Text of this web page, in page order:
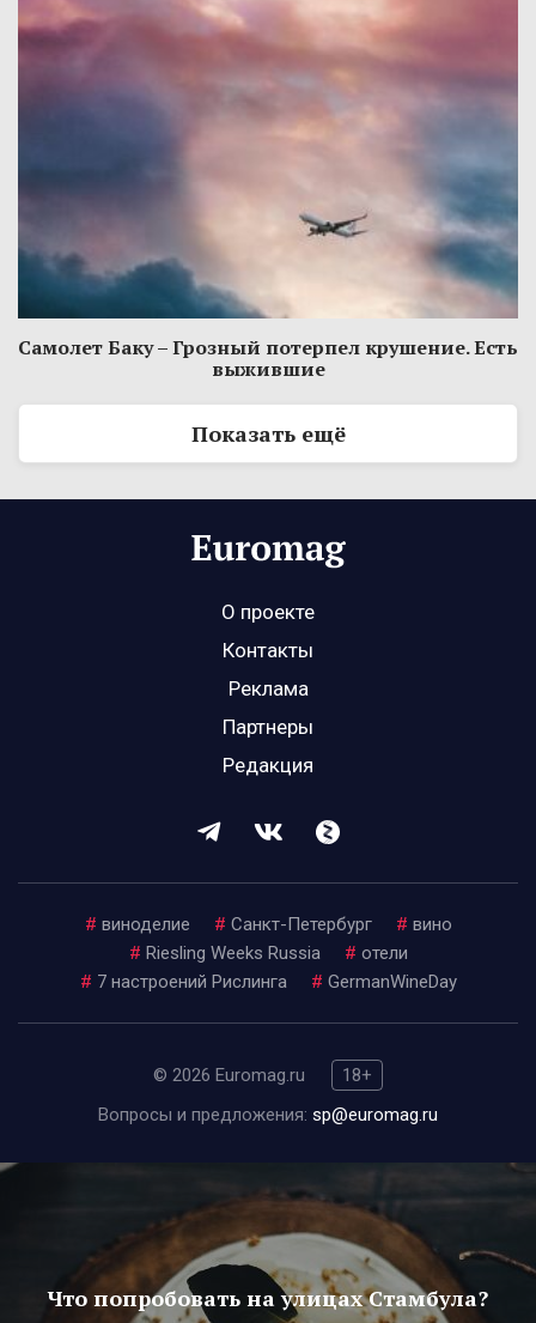
Самолет Баку – Грозный потерпел крушение. Есть
выжившие
Показать ещё
О проекте
Контакты
Реклама
Партнеры
Редакция
# виноделие # Санкт-Петербург # вино
# Riesling Weeks Russia # отели
# 7 настроений Рислинга # GermanWineDay
© 2026 Euromag.ru
18+
Вопросы и предложения: sp@euromag.ru
Что попробовать на улицах Стамбула?